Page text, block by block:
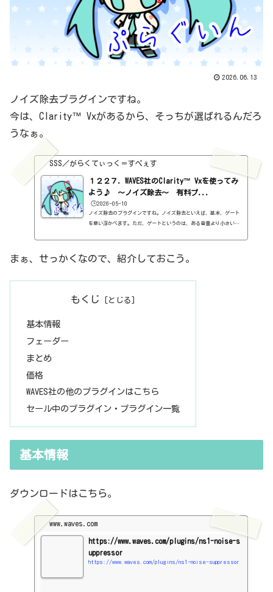
2026.06.13
ノイズ除去プラグインですね。
今は、Clarity™ Vxがあるから、そっちが選ばれるんだろ
うなぁ。
SSS／がらくてぃっく＝すぺぇす
１２２７．WAVES社のClarity™ Vxを使ってみ
よう♪ ～ノイズ除去～ 有料プ...
🕒️2026-05-10
ノイズ除去のプラグインですね。ノイズ除去といえば、基本、ゲート
を思い浮かべます。ただ、ゲートというのは、ある音量より小さい場
ットなんてされないわけです。が、こいつは違う。びっくりした。録
音する人は、絶対に買った方がいいと思う。そして、完全DTMerのボ
aves ...
まぁ、せっかくなので、紹介しておこう。
もくじ
基本情報
フェーダー
まとめ
価格
WAVES社の他のプラグインはこちら
セール中のプラグイン・プラグイン一覧
基本情報
ダウンロードはこちら。
www.waves.com
https://www.waves.com/plugins/ns1-noise-s
uppressor
https://www.waves.com/plugins/ns1-noise-suppressor